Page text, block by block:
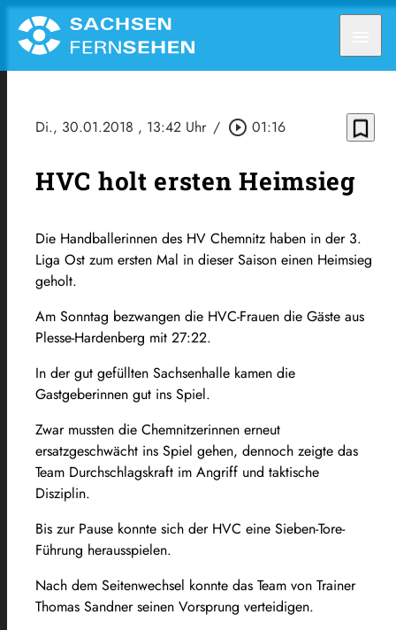
Di., 30.01.2018 , 13:42 Uhr / play_circle_outline 01:16 bookmark_border
HVC holt ersten Heimsieg
Die Handballerinnen des HV Chemnitz haben in der 3.
Liga Ost zum ersten Mal in dieser Saison einen Heimsieg
geholt.
Am Sonntag bezwangen die HVC-Frauen die Gäste aus
Plesse-Hardenberg mit 27:22.
In der gut gefüllten Sachsenhalle kamen die
Gastgeberinnen gut ins Spiel.
Zwar mussten die Chemnitzerinnen erneut
ersatzgeschwächt ins Spiel gehen, dennoch zeigte das
Team Durchschlagskraft im Angriff und taktische
Disziplin.
Bis zur Pause konnte sich der HVC eine Sieben-Tore-
Führung herausspielen.
Nach dem Seitenwechsel konnte das Team von Trainer
Thomas Sandner seinen Vorsprung verteidigen.